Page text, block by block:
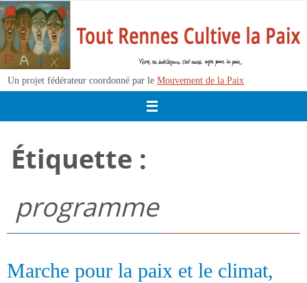
Passer
vers
le
contenu
Un projet fédérateur coordonné par leMouvement de la Paix
Étiquette :
programme
Marche pour la paix et le climat,